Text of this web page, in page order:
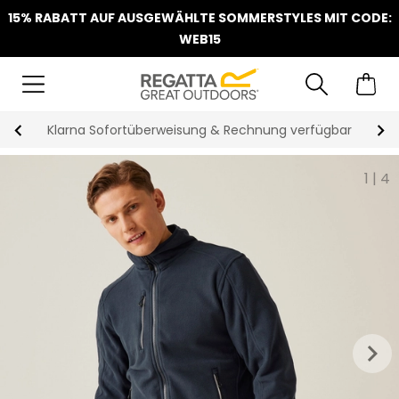
15% RABATT AUF AUSGEWÄHLTE SOMMERSTYLES MIT CODE:
WEB15
Klarna Sofortüberweisung & Rechnung verfügbar
1 | 4
keyboard_arrow_right